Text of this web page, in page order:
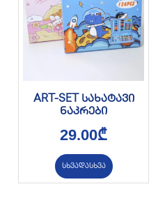
ART-SET სახატავი
ნაკრები
29.00₾
სხვადასხვა